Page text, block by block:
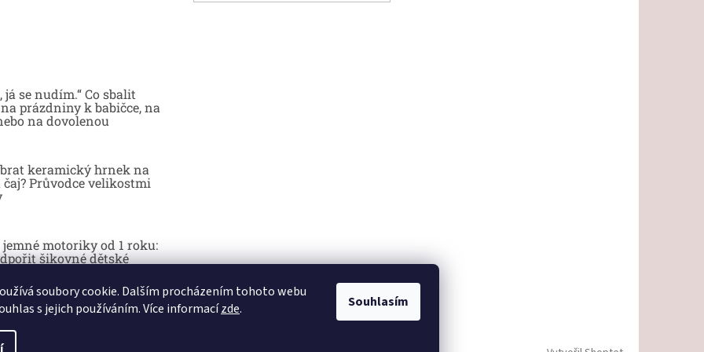
soubory cookie. Dalším procházením tohoto webu
s jejich používáním. Více informacízde. Souhlasím
já se nudím.“ Co sbalit
prázdniny k babičce, na
na dovolenou
keramický hrnek na
čaj? Průvodce velikostmi
jemné motoriky od 1 roku:
šikovné dětské